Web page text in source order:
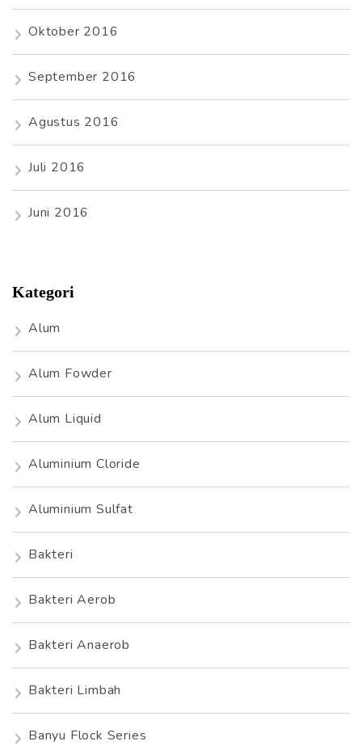
Oktober 2016
September 2016
Agustus 2016
Juli 2016
Juni 2016
Kategori
Alum
Alum Fowder
Alum Liquid
Aluminium Cloride
Aluminium Sulfat
Bakteri
Bakteri Aerob
Bakteri Anaerob
Bakteri Limbah
Banyu Flock Series